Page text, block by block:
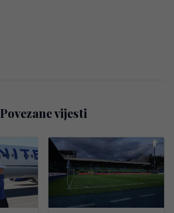
Povezane vijesti